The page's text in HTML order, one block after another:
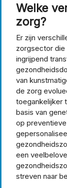
Welke
zorg?
Er zijn
zorgsector die
ingrijpend
van
de zorg
toegankelijker
basis van
op
een
streven naar